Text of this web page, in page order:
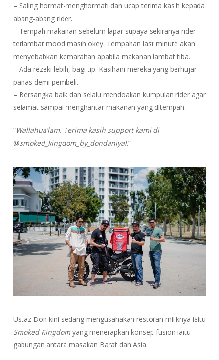
– Saling hormat-menghormati dan ucap terima kasih kepada
abang-abang rider.
– Tempah makanan sebelum lapar supaya sekiranya rider
terlambat mood masih okey. Tempahan last minute akan
menyebabkan kemarahan apabila makanan lambat tiba.
– Ada rezeki lebih, bagi tip. Kasihani mereka yang berhujan
panas demi pembeli.
– Bersangka baik dan selalu mendoakan kumpulan rider agar
selamat sampai menghantar makanan yang ditempah.
“Wallahua’lam. Terima kasih support kami di
@smoked_kingdom_by_dondaniyal.”
Ustaz Don kini sedang mengusahakan restoran miliknya iaitu
Smoked Kingdomyang menerapkan konsep fusion iaitu
gabungan antara masakan Barat dan Asia.